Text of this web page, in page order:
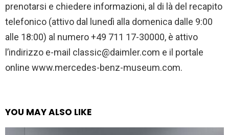
prenotarsi e chiedere informazioni, al di là del recapito
telefonico (attivo dal lunedì alla domenica dalle 9:00
alle 18:00) al numero +49 711 17-30000, è attivo
l’indirizzo e-mail classic@daimler.com e il portale
online www.mercedes-benz-museum.com.
YOU MAY ALSO LIKE